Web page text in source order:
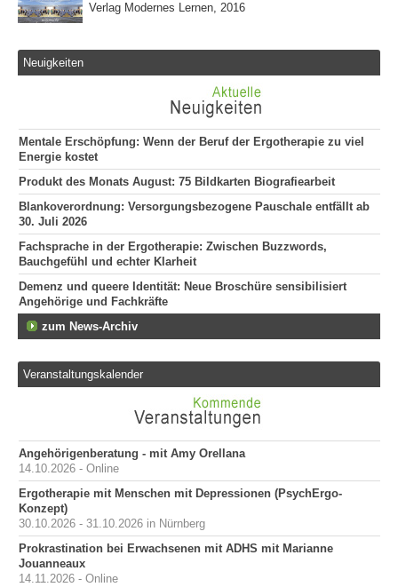
Verlag Modernes Lernen, 2016
Neuigkeiten
Mentale Erschöpfung: Wenn der Beruf der Ergotherapie zu viel
Energie kostet
Produkt des Monats August: 75 Bildkarten Biografiearbeit
Blankoverordnung: Versorgungsbezogene Pauschale entfällt ab
30. Juli 2026
Fachsprache in der Ergotherapie: Zwischen Buzzwords,
Bauchgefühl und echter Klarheit
Demenz und queere Identität: Neue Broschüre sensibilisiert
Angehörige und Fachkräfte
zum News-Archiv
Veranstaltungskalender
Angehörigenberatung - mit Amy Orellana
14.10.2026 - Online
Ergotherapie mit Menschen mit Depressionen (PsychErgo-
Konzept)
30.10.2026 - 31.10.2026 in Nürnberg
Prokrastination bei Erwachsenen mit ADHS mit Marianne
Jouanneaux
14.11.2026 - Online